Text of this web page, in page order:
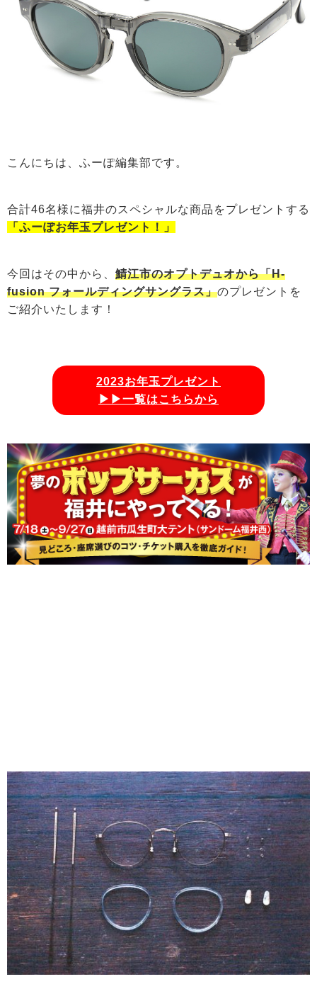
こんにちは、ふーぽ編集部です。
合計46名様に福井のスペシャルな商品をプレゼントする
「ふーぽお年玉プレゼント！」
今回はその中から、 鯖江市のオプトデュオから「H-
fusion フォールディングサングラス」のプレゼントを
ご紹介いたします！
2023お年玉プレゼント
▶▶一覧はこちらから